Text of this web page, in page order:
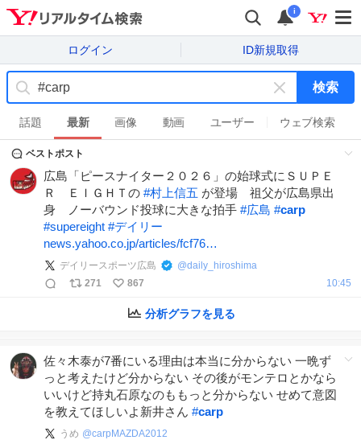
i
ログイン ID新規取得
キ
ー
ワ
ド
を
消
検索
話題 最新 画像 動画 ユーザー ウェブ検索
ベストポスト
広島「ピースナイター２０２６」の始球式にＳＵＰＥ
Ｒ ＥＩＧＨＴの #村上信五 が登場 祖父が広島県出
身 ノーバウンド投球に大きな拍手 #広島 #carp
#supereight #デイリー
news.yahoo.co.jp/articles/fcf76…
デイリースポーツ広島 @daily_hiroshima
271
867 10:45
分析グラフを見る
佐々木泰が7番にいる理由は本当に分からない 一晩ず
っと考えたけど分からない その後がモンテロとかなら
いいけど持丸石原なのももっと分からない せめて意図
を教えてほしいよ新井さん #carp
うめ @carpMAZDA2012